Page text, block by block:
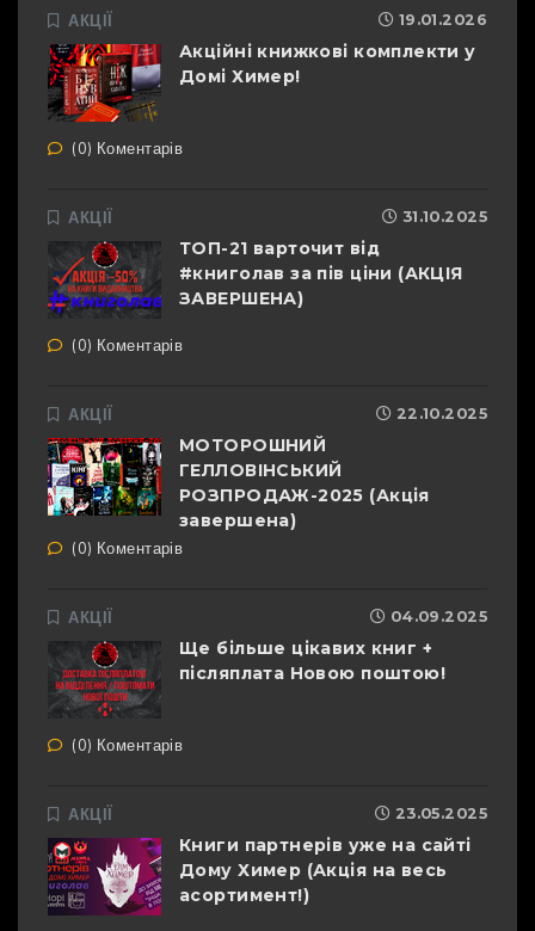
АКЦІЇ 19.01.2026
Акційні книжкові комплекти у
Домі Химер!
(0) Коментарів
АКЦІЇ 31.10.2025
ТОП-21 варточит від
#книголав за пів ціни (АКЦІЯ
ЗАВЕРШЕНА)
(0) Коментарів
АКЦІЇ 22.10.2025
МОТОРОШНИЙ
ГЕЛЛОВІНСЬКИЙ
РОЗПРОДАЖ-2025 (Акція
завершена)
(0) Коментарів
АКЦІЇ 04.09.2025
Ще більше цікавих книг +
післяплата Новою поштою!
(0) Коментарів
АКЦІЇ 23.05.2025
Книги партнерів уже на сайті
Дому Химер (Акція на весь
асортимент!)